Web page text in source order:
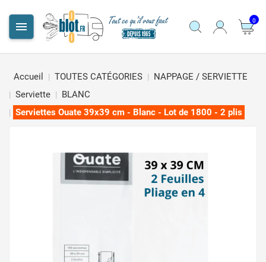
 0
Accueil TOUTES CATÉGORIES
NAPPAGE / SERVIETTE
Serviette
BLANC
Serviettes Ouate 39x39 cm - Blanc - Lot de 1800 - 2 plis